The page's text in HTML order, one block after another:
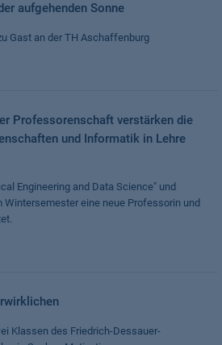
aufgehenden Sonne
Gast an der TH Aschaffenburg
Professorenschaft verstärken die
und Informatik in Lehre
Engineering and Data Science" und
Wintersemester eine neue Professorin und
Klassen des Friedrich-Dessauer-